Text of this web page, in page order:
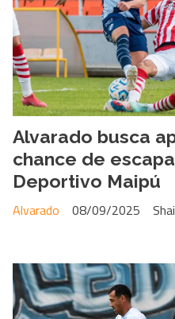
Alvarado busca
chance de
Deportivo Maipú
Alvarado 08/09/2025